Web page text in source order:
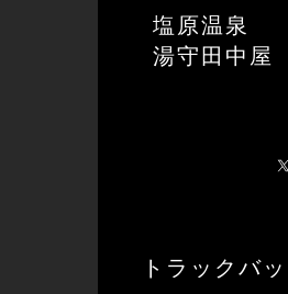
塩原温泉
湯守田中屋
トラックバ